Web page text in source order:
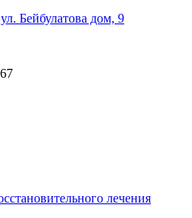
Бейбулатова дом, 9
лечения